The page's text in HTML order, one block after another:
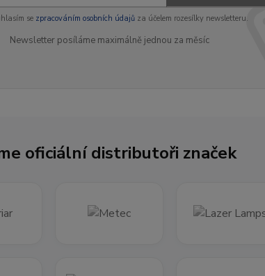
se zpracováním osobních údajůza účelem rozesílky newsletteru.
Newsletter posíláme maximálně jednou za měsíc
oficiální distributoři značek